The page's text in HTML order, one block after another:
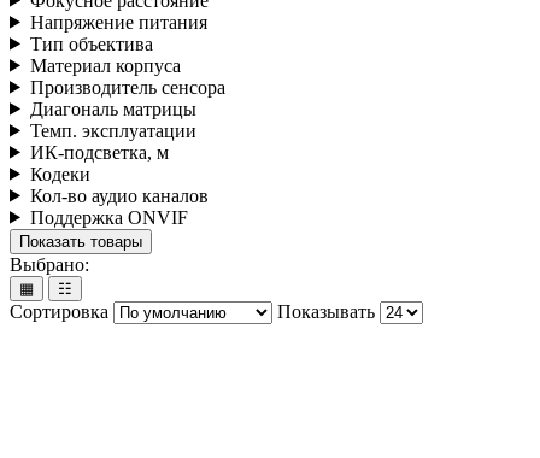
Напряжение питания
Тип объектива
Материал корпуса
Производитель сенсора
Диагональ матрицы
Темп. эксплуатации
ИК-подсветка, м
Кодеки
Кол-во аудио каналов
Поддержка ONVIF
Показать товары
Выбрано:
▦ ☷
Сортировка Показывать